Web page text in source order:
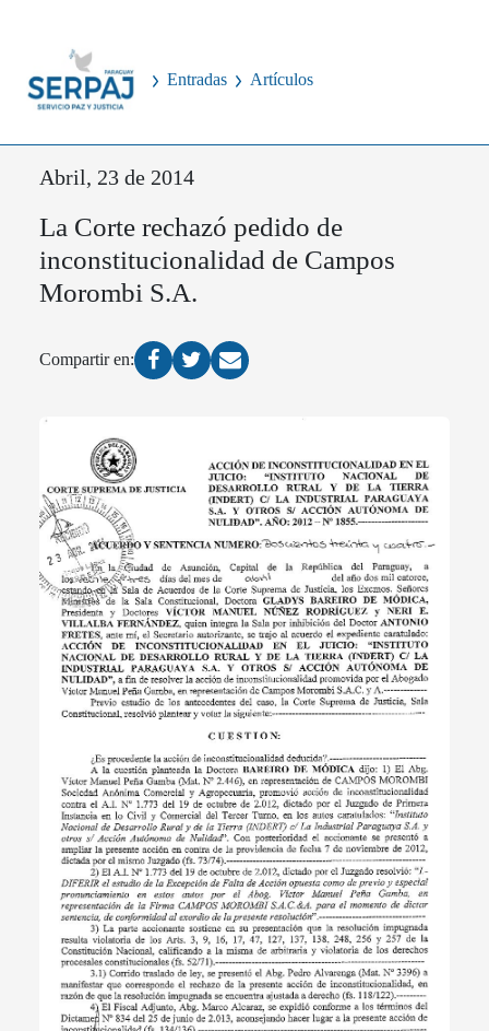
Entradas Artículos
Abril, 23 de 2014
La Corte rechazó pedido de
inconstitucionalidad de Campos
Morombi S.A.
Compartir en: